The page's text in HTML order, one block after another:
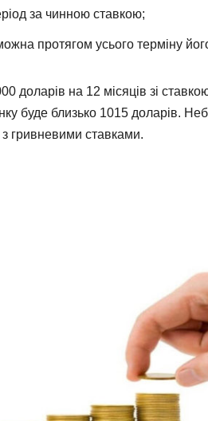
за чинною ставкою;
протягом усього терміну його
доларів на 12 місяців зі ставкою
буде близько 1015 доларів.
гривневими ставками.